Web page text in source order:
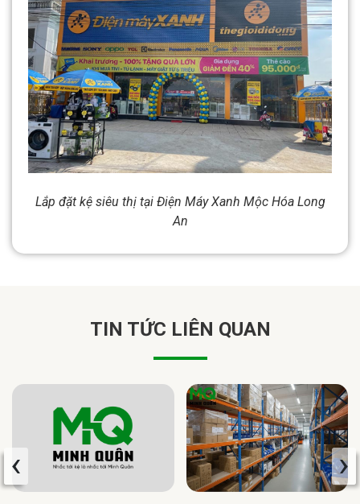
Lắp đặt kệ siêu thị tại Điện Máy Xanh Mộc Hóa Long
An
TIN TỨC LIÊN QUAN
‹ ›